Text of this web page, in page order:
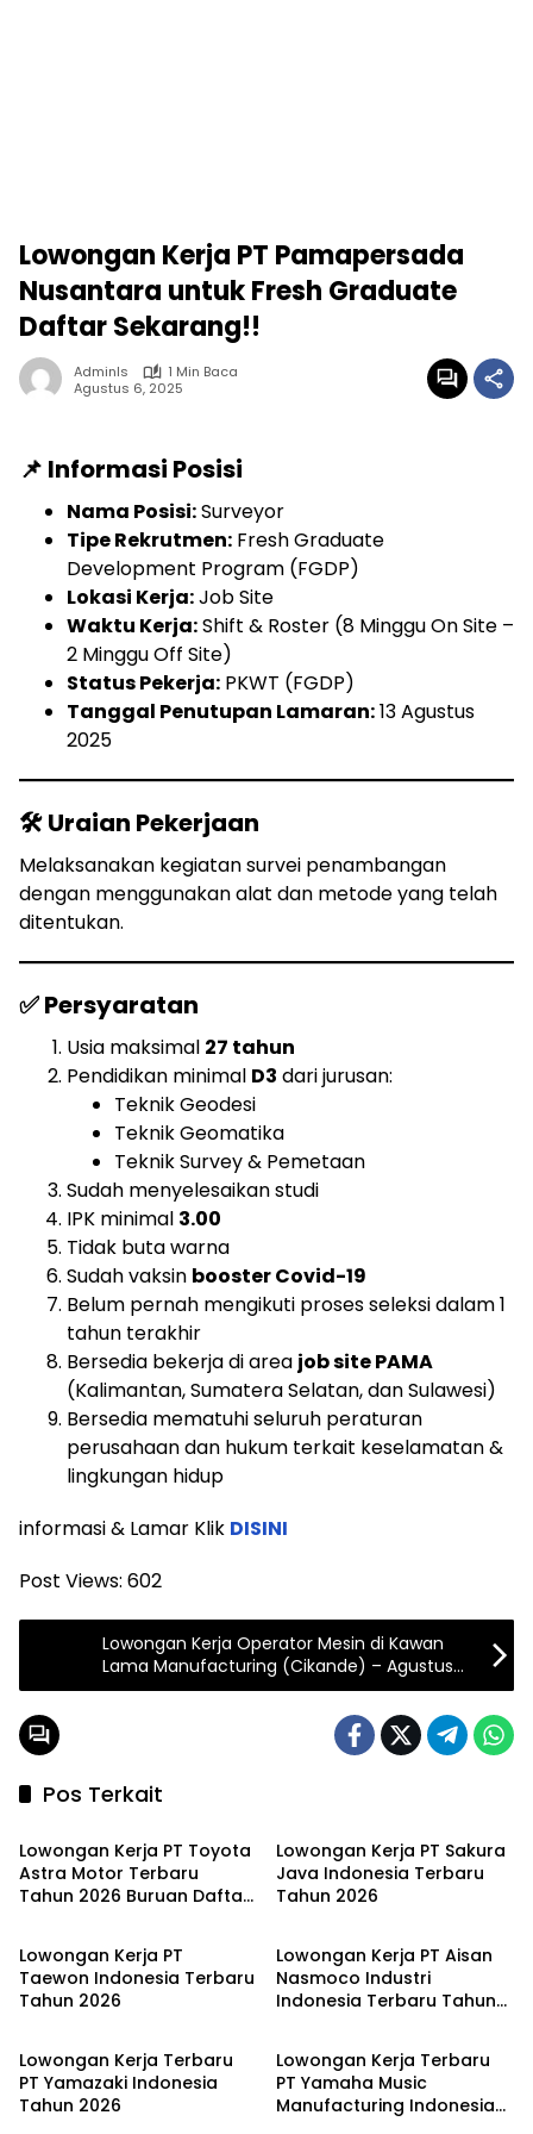
Lowongan Kerja PT Pamapersada
Nusantara untuk Fresh Graduate
Daftar Sekarang!!
Adminls
1 Min Baca
Agustus 6, 2025
📌 Informasi Posisi
Nama Posisi:Surveyor
Tipe Rekrutmen: Fresh Graduate
Development Program (FGDP)
Lokasi Kerja:Job Site
Waktu Kerja:Shift & Roster (8 Minggu On Site –
2 Minggu Off Site)
Status Pekerja: PKWT (FGDP)
Tanggal Penutupan Lamaran:13 Agustus
2025
🛠 Uraian Pekerjaan
Melaksanakan kegiatan survei penambangan
dengan menggunakan alat dan metode yang telah
ditentukan.
✅ Persyaratan
Usia maksimal 27 tahun
Pendidikan minimal D3 dari jurusan:
Teknik Geodesi
Teknik Geomatika
Teknik Survey & Pemetaan
Sudah menyelesaikan studi
IPK minimal 3.00
Tidak buta warna
Sudah vaksin booster Covid-19
Belum pernah mengikuti proses seleksi dalam 1
tahun terakhir
Bersedia bekerja di area job site PAMA
(Kalimantan, Sumatera Selatan, dan Sulawesi)
Bersedia mematuhi seluruh peraturan
perusahaan dan hukum terkait keselamatan &
lingkungan hidup
informasi & Lamar Klik DISINI
Post Views: 602
Lowongan Kerja Operator Mesin di Kawan
Lama Manufacturing (Cikande) – Agustus
2025
Pos Terkait
JABODETABEK
Lowongan Kerja PT Toyota
Astra Motor Terbaru
Tahun 2026 Buruan Daftar
Lowongan Kerja PT Sakura
Java Indonesia Terbaru
Tahun 2026
JABODETABEK
Lowongan Kerja PT
Taewon Indonesia Terbaru
Tahun 2026
JABODETABEK
Lowongan Kerja PT Aisan
Nasmoco Industri
Indonesia Terbaru Tahun
JABODETABEK
Lowongan Kerja Terbaru
PT Yamazaki Indonesia
Tahun 2026
JABODETABEK
Lowongan Kerja Terbaru
PT Yamaha Music
Manufacturing Indonesia